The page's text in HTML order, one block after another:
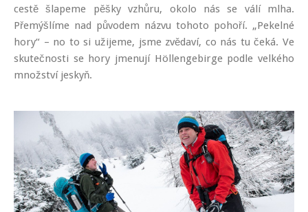
cestě šlapeme pěšky vzhůru, okolo nás se válí mlha.
Přemýšlíme nad původem názvu tohoto pohoří. „Pekelné
hory“ – no to si užijeme, jsme zvědaví, co nás tu čeká. Ve
skutečnosti se hory jmenují Höllengebirge podle velkého
množství jeskyň.